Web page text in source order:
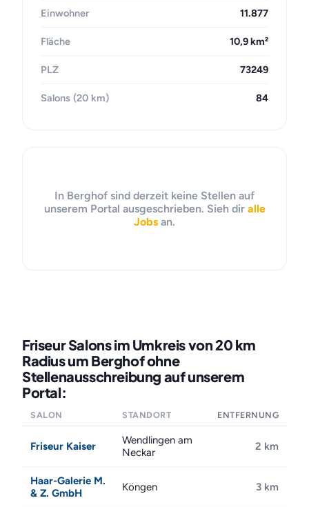
Einwohner 11.877
Fläche 10,9 km²
PLZ 73249
Salons (20 km) 84
In Berghof sind derzeit keine Stellen auf
unserem Portal ausgeschrieben. Sieh dir alle
Jobs an.
Friseur Salons im Umkreis von 20 km
Radius um Berghof ohne
Stellenausschreibung auf unserem
Portal:
SALON STANDORT ENTFERNUNG
Friseur Kaiser
Wendlingen am
Neckar
2 km
Haar-Galerie M.
& Z. GmbH
Köngen 3 km